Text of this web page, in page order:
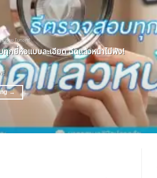
วรอย โบทอกซ์
กยี่ห้อแบบละเอียด ฉีดแล้วหน้าไม่พัง!
!
→